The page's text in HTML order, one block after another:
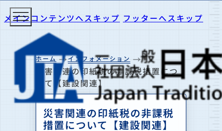
メインコンテンツへスキップ フッターへスキップ
ホーム インフォメーション
災害関連の印紙税の非課税措置につ
いて【建設関連】
災害関連の印紙税の非課税
措置について【建設関連】